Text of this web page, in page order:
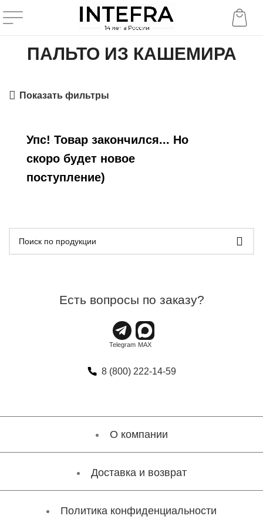
ПАЛЬТО ИЗ КАШЕМИРА
Показать фильтры
Упс! Товар закончился... Но
скоро будет новое
поступление)
Есть вопросы по заказу?
8 (800) 222-14-59
О компании
Доставка и возврат
Политика конфиденциальности